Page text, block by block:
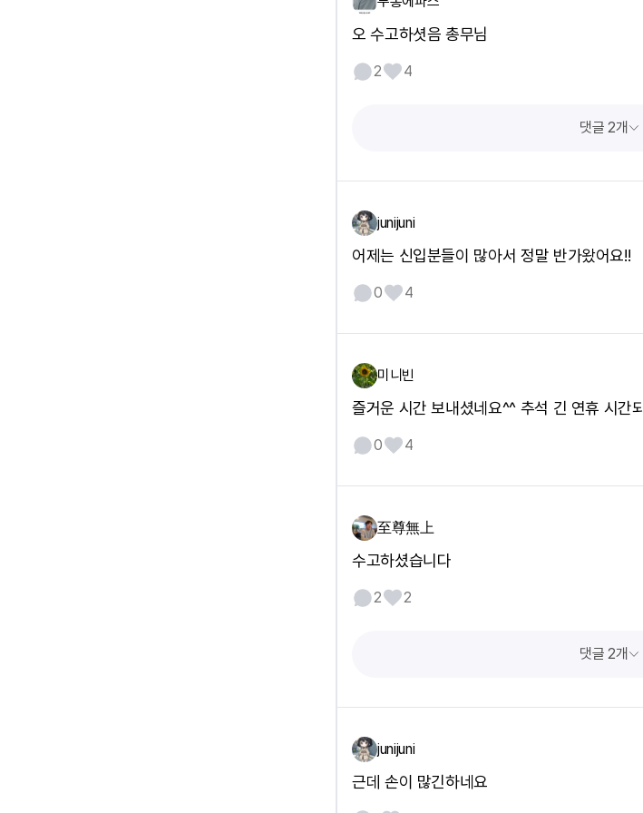
오 수고하셧음 총무님
2 4
댓글 2개
junijuni
어제는 신입분들이 많아서 정말 반가왔어요!!
0 4
미니빈
즐거운 시간 보내셨네요^^ 추석 긴 연휴 시간
0 4
至尊無上
수고하셨습니다
2 2
댓글 2개
junijuni
근데 손이 많긴하네요